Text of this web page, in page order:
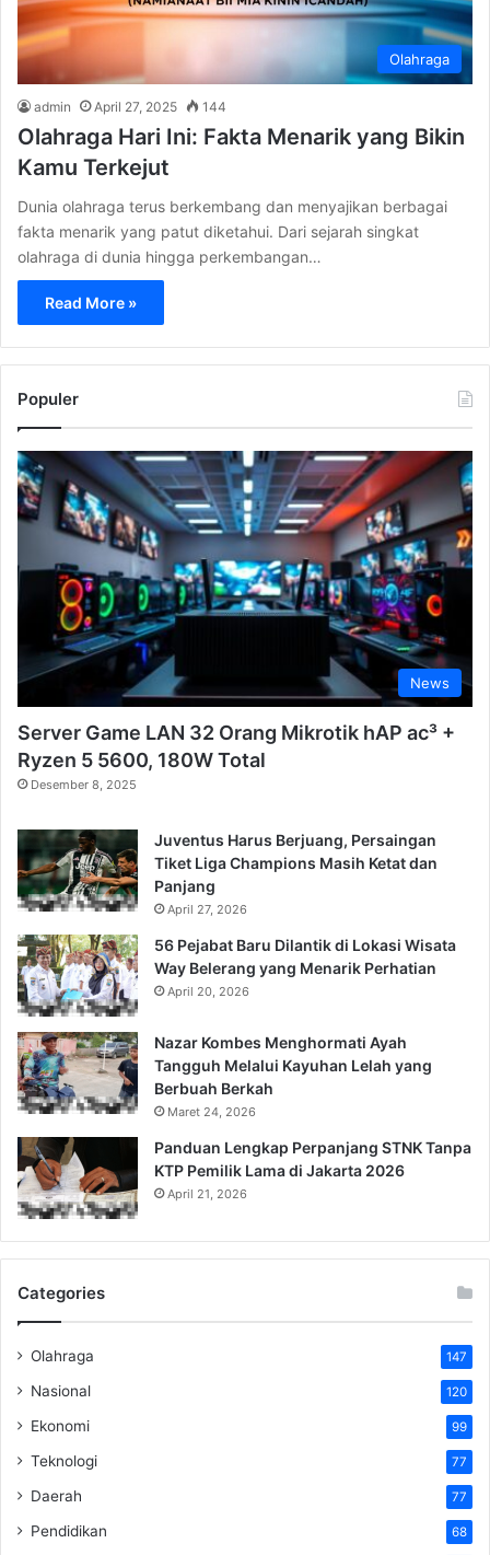
Olahraga
admin April 27, 2025 144
Olahraga Hari Ini: Fakta Menarik yang Bikin
Kamu Terkejut
Dunia olahraga terus berkembang dan menyajikan berbagai
fakta menarik yang patut diketahui. Dari sejarah singkat
olahraga di dunia hingga perkembangan…
Read More »
Populer
News
Server Game LAN 32 Orang Mikrotik hAP ac³ +
Ryzen 5 5600, 180W Total
Desember 8, 2025
Juventus Harus Berjuang, Persaingan
Tiket Liga Champions Masih Ketat dan
Panjang
April 27, 2026
56 Pejabat Baru Dilantik di Lokasi Wisata
Way Belerang yang Menarik Perhatian
April 20, 2026
Nazar Kombes Menghormati Ayah
Tangguh Melalui Kayuhan Lelah yang
Berbuah Berkah
Maret 24, 2026
Panduan Lengkap Perpanjang STNK Tanpa
KTP Pemilik Lama di Jakarta 2026
April 21, 2026
Categories
Olahraga 147
Nasional 120
Ekonomi 99
Teknologi 77
Daerah 77
Pendidikan 68